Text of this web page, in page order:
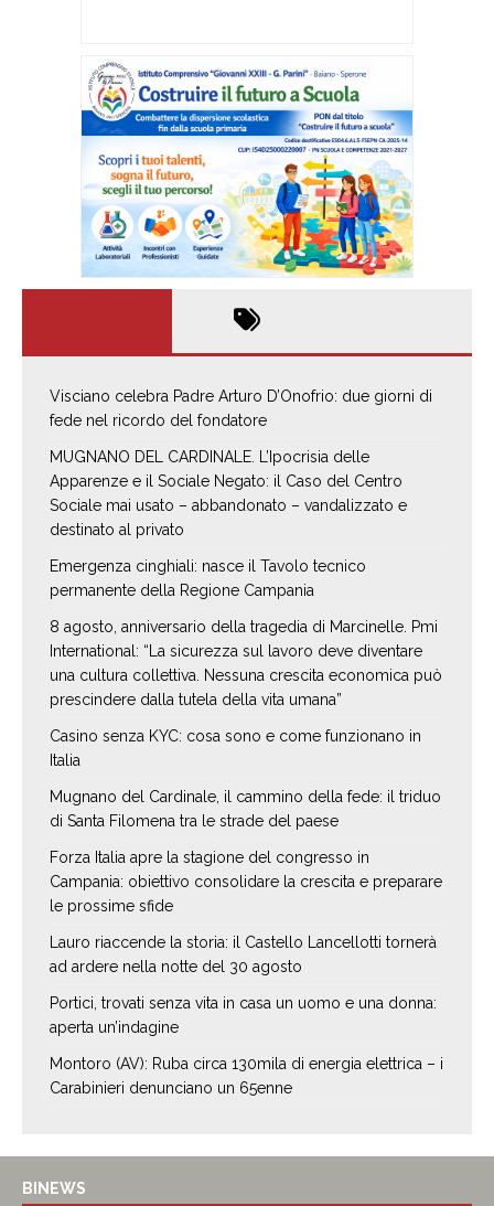
Visciano celebra Padre Arturo D’Onofrio: due giorni di
fede nel ricordo del fondatore
MUGNANO DEL CARDINALE. L’Ipocrisia delle
Apparenze e il Sociale Negato: il Caso del Centro
Sociale mai usato – abbandonato – vandalizzato e
destinato al privato
Emergenza cinghiali: nasce il Tavolo tecnico
permanente della Regione Campania
8 agosto, anniversario della tragedia di Marcinelle. Pmi
International: “La sicurezza sul lavoro deve diventare
una cultura collettiva. Nessuna crescita economica può
prescindere dalla tutela della vita umana”
Casino senza KYC: cosa sono e come funzionano in
Italia
Mugnano del Cardinale, il cammino della fede: il triduo
di Santa Filomena tra le strade del paese
Forza Italia apre la stagione del congresso in
Campania: obiettivo consolidare la crescita e preparare
le prossime sfide
Lauro riaccende la storia: il Castello Lancellotti tornerà
ad ardere nella notte del 30 agosto
Portici, trovati senza vita in casa un uomo e una donna:
aperta un’indagine
Montoro (AV): Ruba circa 130mila di energia elettrica – i
Carabinieri denunciano un 65enne
BINEWS